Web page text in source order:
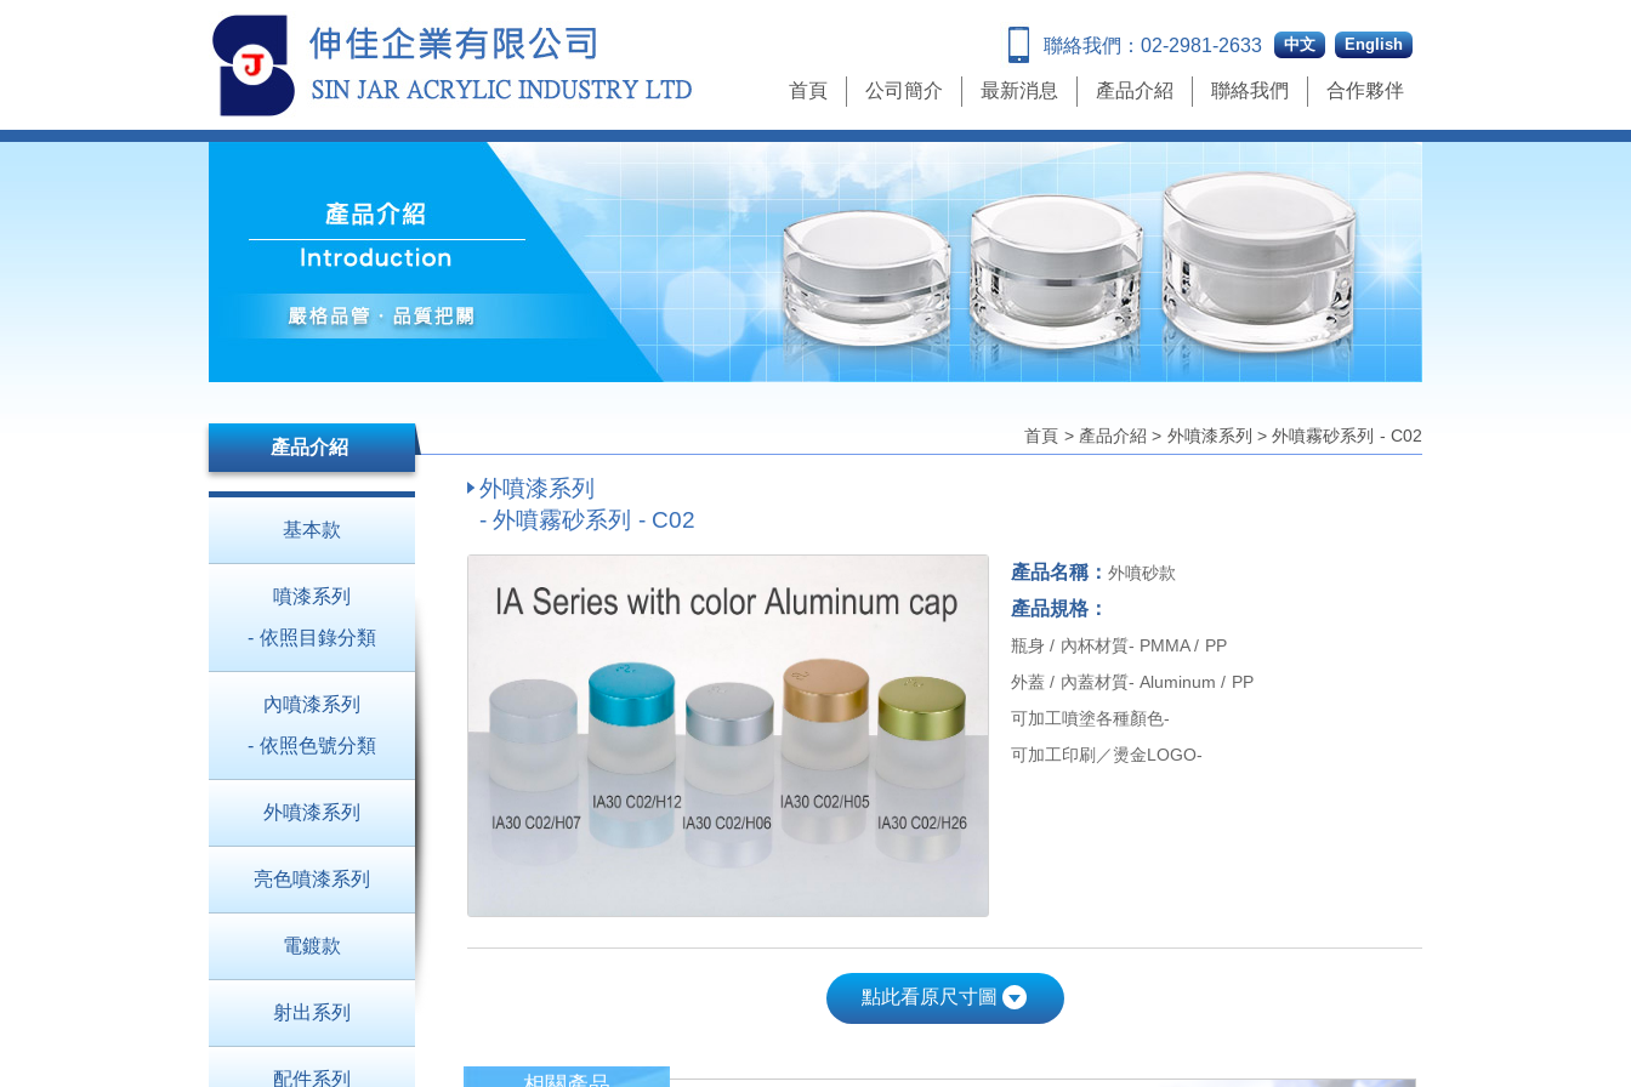
English
中文
聯絡我們： 02-2981-2633
首頁 公司簡介 最新消息 產品介紹 聯絡我們 合作夥伴
首頁 > 產品介紹 > 外噴漆系列>外噴霧砂系列 - C02
產品介紹
基本款
噴漆系列
- 依照目錄分類
內噴漆系列
- 依照色號分類
外噴漆系列
亮色噴漆系列
電鍍款
射出系列
配件系列
外噴漆系列
- 外噴霧砂系列 - C02
產品名稱： 外噴砂款
產品規格：
瓶身 / 內杯材質- PMMA / PP
外蓋 / 內蓋材質- Aluminum / PP
可加工噴塗各種顏色-
可加工印刷／燙金LOGO-
點此看原尺寸圖